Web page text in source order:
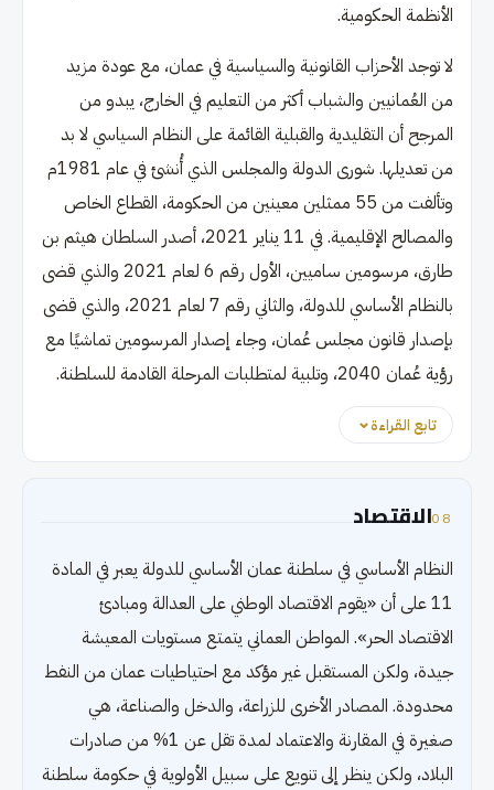
الأنظمة الحكومية.
لا توجد الأحزاب القانونية والسياسية في عمان، مع عودة مزيد
من العُمانيين والشباب أكثر من التعليم في الخارج، يبدو من
المرجح أن التقليدية والقبلية القائمة على النظام السياسي لا بد
من تعديلها. شورى الدولة والمجلس الذي أُنشئ في عام 1981م
وتألفت من 55 ممثلين معينين من الحكومة، القطاع الخاص
والمصالح الإقليمية. في 11 يناير 2021، أصدر السلطان هيثم بن
طارق، مرسومين ساميين، الأول رقم 6 لعام 2021 والذي قضى
بالنظام الأساسي للدولة، والثاني رقم 7 لعام 2021، والذي قضى
بإصدار قانون مجلس عُمان، وجاء إصدار المرسومين تماشيًا مع
رؤية عُمان 2040، وتلبية لمتطلبات المرحلة القادمة للسلطنة.
تابع القراءة
08الاقتصاد
النظام الأساسي في سلطنة عمان الأساسي للدولة يعبر في المادة
11 على أن «يقوم الاقتصاد الوطني على العدالة ومبادئ
الاقتصاد الحر». المواطن العماني يتمتع مستويات المعيشة
جيدة، ولكن المستقبل غير مؤكد مع احتياطيات عمان من النفط
محدودة. المصادر الأخرى للزراعة، والدخل والصناعة، هي
صغيرة في المقارنة والاعتماد لمدة تقل عن 1% من صادرات
البلاد، ولكن ينظر إلى تنويع على سبيل الأولوية في حكومة سلطنة